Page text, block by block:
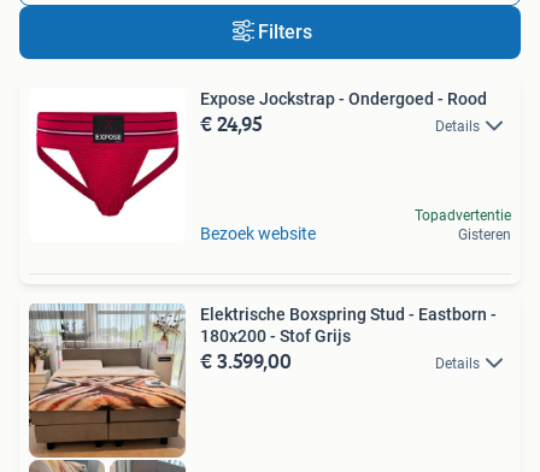
Filters
Expose Jockstrap - Ondergoed - Rood
€ 24,95 Details
Bezoek website
Topadvertentie
Gisteren
Elektrische Boxspring Stud - Eastborn -
180x200 - Stof Grijs
€ 3.599,00 Details